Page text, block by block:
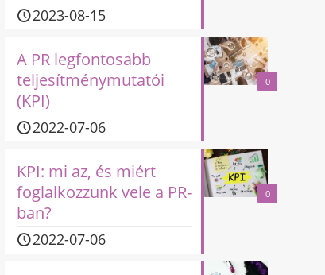
2023-08-15
0
A PR legfontosabb
teljesítménymutatói
(KPI)
2022-07-06
0
KPI: mi az, és miért
foglalkozzunk vele a PR-
ban?
2022-07-06